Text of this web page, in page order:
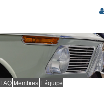
FAQ Membres L’équipe